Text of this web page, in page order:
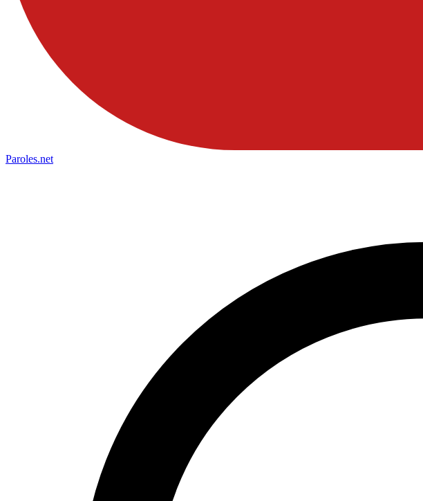
Paroles.net